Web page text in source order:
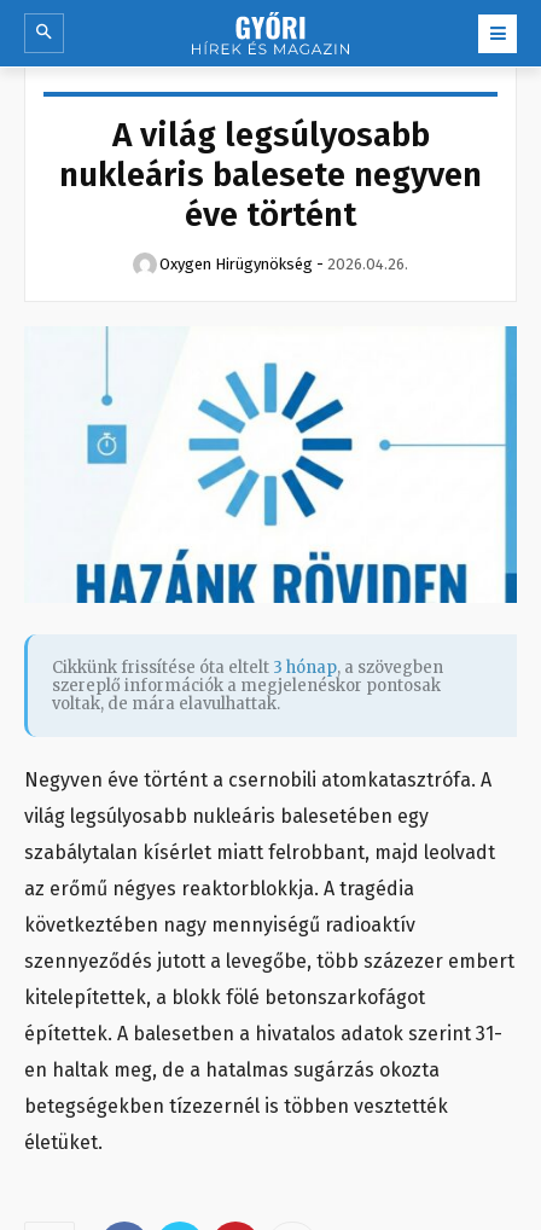
A világ legsúlyosabb
nukleáris balesete negyven
éve történt
Oxygen Hirügynökség - 2026.04.26.
Cikkünk frissítése óta eltelt 3 hónap, a szövegben
szereplő információk a megjelenéskor pontosak
voltak, de mára elavulhattak.
Negyven éve történt a csernobili atomkatasztrófa. A
világ legsúlyosabb nukleáris balesetében egy
szabálytalan kísérlet miatt felrobbant, majd leolvadt
az erőmű négyes reaktorblokkja. A tragédia
következtében nagy mennyiségű radioaktív
szennyeződés jutott a levegőbe, több százezer embert
kitelepítettek, a blokk fölé betonszarkofágot
építettek. A balesetben a hivatalos adatok szerint 31-
en haltak meg, de a hatalmas sugárzás okozta
betegségekben tízezernél is többen vesztették
életüket.